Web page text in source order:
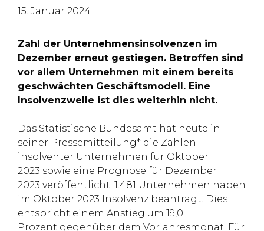
15. Januar 2024
Zahl der Unternehmensinsolvenzen im
Dezember erneut gestiegen. Betroffen sind
vor allem Unternehmen mit einem bereits
geschwächten Geschäftsmodell. Eine
Insolvenzwelle ist dies weiterhin nicht.
Das Statistische Bundesamt hat heute in
seiner Pressemitteilung* die Zahlen
insolventer Unternehmen für Oktober
2023 sowie eine Prognose für Dezember
2023 veröffentlicht. 1.481 Unternehmen haben
im Oktober 2023 Insolvenz beantragt. Dies
entspricht einem Anstieg um 19,0
Prozent gegenüber dem Vorjahresmonat. Für